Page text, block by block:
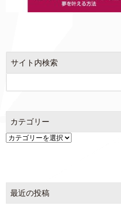
サイト内検索
カテゴリー
カ
最近の投稿